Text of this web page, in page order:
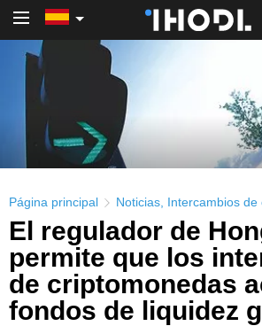
Página principal Noticias Intercambios
El regulador de
permite que los
de criptomonedas
fondos de liquidez